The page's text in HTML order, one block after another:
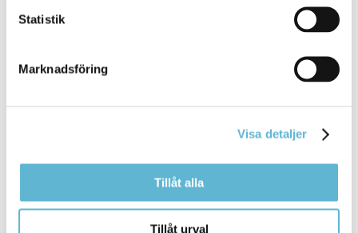
Statistik
Marknadsföring
Visa detaljer
Tillåt alla
Tillåt urval
Sara Widesjö
0456-82 22 51
(SMS0709-17 12 51)
sara.widesjo@bromolla.se